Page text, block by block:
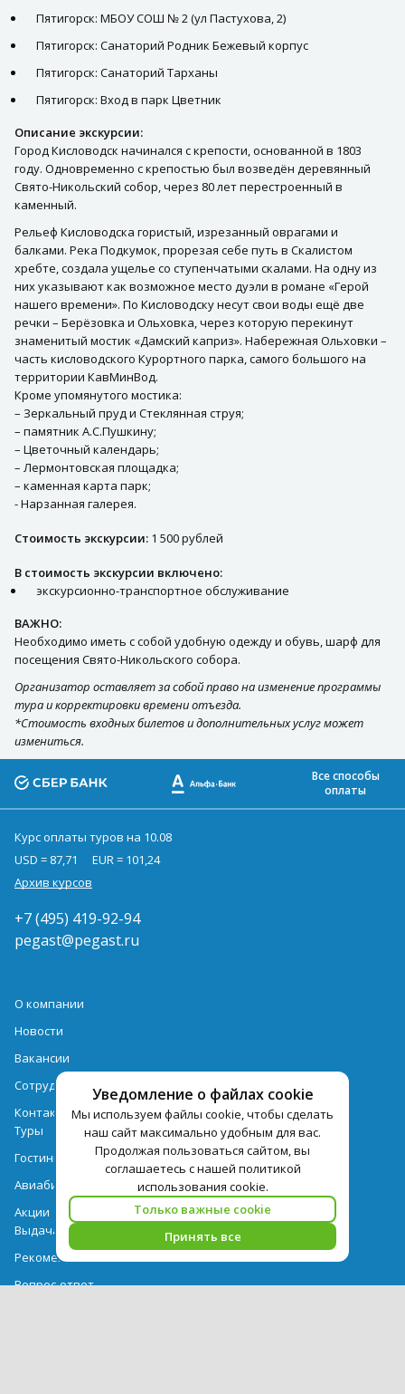
Пятигорск: МБОУ СОШ № 2 (ул Пастухова, 2)
Пятигорск: Санаторий Родник Бежевый корпус
Пятигорск: Санаторий Тарханы
Пятигорск: Вход в парк Цветник
Описание экскурсии:
Город Кисловодск начинался с крепости, основанной в 1803
году. Одновременно с крепостью был возведён деревянный
Свято-Никольский собор, через 80 лет перестроенный в
каменный.
Рельеф Кисловодска гористый, изрезанный оврагами и
балками. Река Подкумок, прорезая себе путь в Скалистом
хребте, создала ущелье со ступенчатыми скалами. На одну из
них указывают как возможное место дуэли в романе «Герой
нашего времени». По Кисловодску несут свои воды ещё две
речки – Берёзовка и Ольховка, через которую перекинут
знаменитый мостик «Дамский каприз». Набережная Ольховки –
часть кисловодского Курортного парка, самого большого на
территории КавМинВод.
Кроме упомянутого мостика:
– Зеркальный пруд и Стеклянная струя;
– памятник А.С.Пушкину;
– Цветочный календарь;
– Лермонтовская площадка;
– каменная карта парк;
- Нарзанная галерея.
Стоимость экскурсии: 1 500 рублей
В стоимость экскурсии включено:
экскурсионно-транспортное обслуживание
ВАЖНО:
Необходимо иметь с собой удобную одежду и обувь, шарф для
посещения Свято-Никольского собора.
Организатор оставляет за собой право на изменение программы
тура и корректировки времени отъезда.
*Стоимость входных билетов и дополнительных услуг может
измениться.
Уведомление о файлах cookie
Мы используем файлы cookie, чтобы сделать
наш сайт максимально удобным для вас.
Продолжая пользоваться сайтом, вы
соглашаетесь с нашей политикой
использования cookie.
Только важные cookie
Принять все
Все способы
оплаты
Курс оплаты туров на 10.08
USD = 87,71
EUR = 101,24
Архив курсов
+7 (495) 419-92-94
pegast@pegast.ru
О компании
Новости
Вакансии
Сотрудничество
Контактная информация
Туры
Гостиницы
Авиабилеты
Акции
Выдача документов
Рекомендации
Вопрос-ответ